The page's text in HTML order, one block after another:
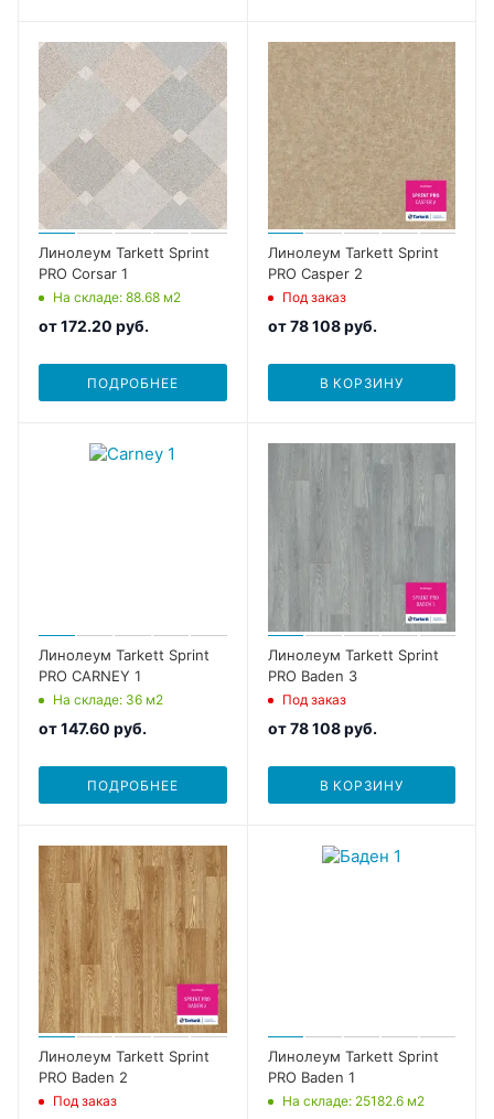
Линолеум Tarkett Sprint
PRO Corsar 1
На складе: 88.68 м2
от172.20 руб.
ПОДРОБНЕЕ
Линолеум Tarkett Sprint
PRO Casper 2
Под заказ
от78 108 руб.
В КОРЗИНУ
Линолеум Tarkett Sprint
PRO CARNEY 1
На складе: 36 м2
от147.60 руб.
ПОДРОБНЕЕ
Линолеум Tarkett Sprint
PRO Baden 3
Под заказ
от78 108 руб.
В КОРЗИНУ
Линолеум Tarkett Sprint
PRO Baden 2
Под заказ
Линолеум Tarkett Sprint
PRO Baden 1
На складе: 25182.6 м2